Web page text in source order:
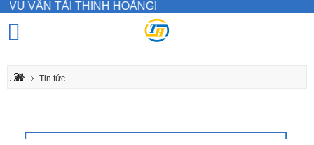
TẢI THỊNH HOÀNG!
Tin tức